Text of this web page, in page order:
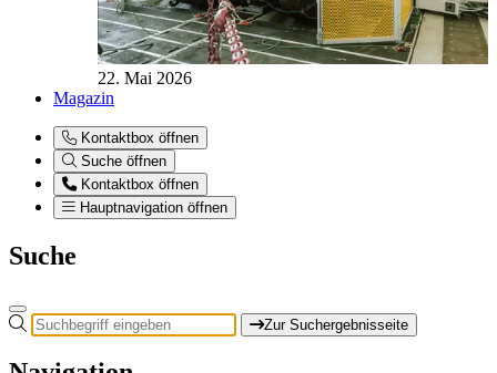
22. Mai 2026
Magazin
Kontaktbox öffnen
Suche öffnen
Kontaktbox öffnen
Hauptnavigation öffnen
Suche
Zur Suchergebnisseite